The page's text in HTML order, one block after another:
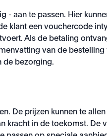
aan te passen. Hier
klant een vouchercode
Als de betaling
van de
de bezorging.
De prijzen kunnen te
kracht in de toekomst. De